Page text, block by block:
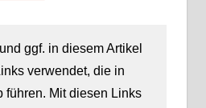
ggf. in diesem Artikel
verwendet, die in
führen. Mit diesen Links